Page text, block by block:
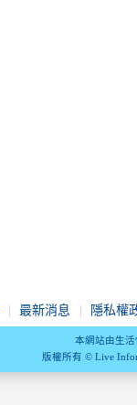
最新消息 隱私權
本網站由生
版權所有 © Live